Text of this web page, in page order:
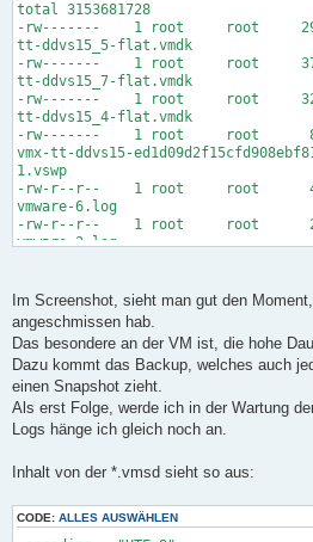
total 3153681728
-rw------- 1 root root
tt-ddvs15_5-flat.vmdk
-rw------- 1 root root
tt-ddvs15_7-flat.vmdk
-rw------- 1 root root
tt-ddvs15_4-flat.vmdk
-rw------- 1 root root
vmx-tt-ddvs15-
1.vswp
-rw-r--r-- 1 root root
vmware-6.log
-rw-r--r-- 1 root root
vmware-3.log
-rw------- 1 root root
ddvs15_7-ctk.vmdk
-rw------- 1 root root
ddvs15_5-ctk.vmdk
-rw------- 1 root root
ddvs15_4-ctk.vmdk
-rw-r--r-- 1 root root
vmware-7.log
-rw-r--r-- 1 root root
-rw-r--r-- 1 root root
-rw-r--r-- 1 root root
vmware-5.log
Im Screenshot, sieht man gut den
angeschmissen hab.
Das besondere an der VM ist, die hohe
Dazu kommt das Backup, welches auch
einen Snapshot zieht.
Als erst Folge, werde ich in der Wartung
Logs hänge ich gleich noch an.
Inhalt von der *.vmsd sieht so aus:
CODE: ALLES AUSWÄHLEN